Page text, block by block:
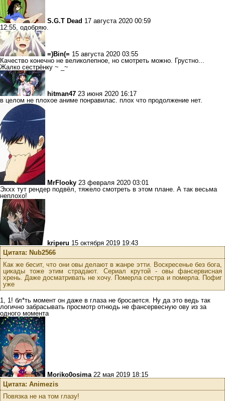
S.G.T Dead 17 августа 2020 00:59
12:55, одобряю.
=)Bin(= 15 августа 2020 03:55
Качество конечно не великолепное, но смотреть можно. Грустно...
Жалко сестрёнку ~ _~
hitman47 23 июня 2020 16:17
в целом не плохое аниме понравилас. плох что продолжение нет.
MrFlooky 23 февраля 2020 03:01
Эххх тут рендер подвёл, тяжело смотреть в этом плане. А так весьма
неплохо!
kriperu 15 октября 2019 19:43
Цитата: Nub2566
Как же бесит, что они овы делают в жанре этти. Воскресенье без бога,
цикады тоже этим страдают. Сериал крутой - овы фансервисная
хрень. Даже досматривать не хочу. Померла сестра и померла. Пофиг
уже
1, 1! бл*ть момент он даже в глаза не бросается. Ну да это ведь так
логично забрасывать просмотр отнюдь не фансервесную ову из за
одного момента
Moriko0osima 22 мая 2019 18:15
Цитата: Animezis
Повязка не на том глазу!